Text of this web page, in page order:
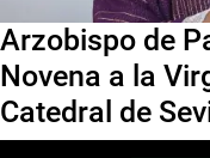
Arzobispo de
Novena a la
Catedral de